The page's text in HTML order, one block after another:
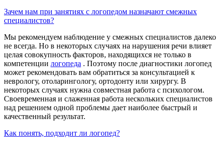
Зачем нам при занятиях с логопедом назначают смежных
специалистов?
Мы рекомендуем наблюдение у смежных специалистов далеко
не всегда. Но в некоторых случаях на нарушения речи влияет
целая совокупность факторов, находящихся не только в
компетенции логопеда . Поэтому после диагностики логопед
может рекомендовать вам обратиться за консультацией к
неврологу, отоларингологу, ортодонту или хирургу. В
некоторых случаях нужна совместная работа с психологом.
Своевременная и слаженная работа нескольких специалистов
над решением одной проблемы дает наиболее быстрый и
качественный результат.
Как понять, подходит ли логопед?